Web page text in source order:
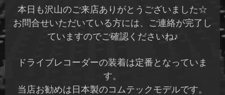
本日も沢山のご来店ありがとうございました☆
お問合せいただいている方には、ご連絡が完了し
ていますのでご確認くださいね♪
ドライブレコーダーの装着は定番となっていま
す。
当店お勧めは日本製のコムテックモデルです。